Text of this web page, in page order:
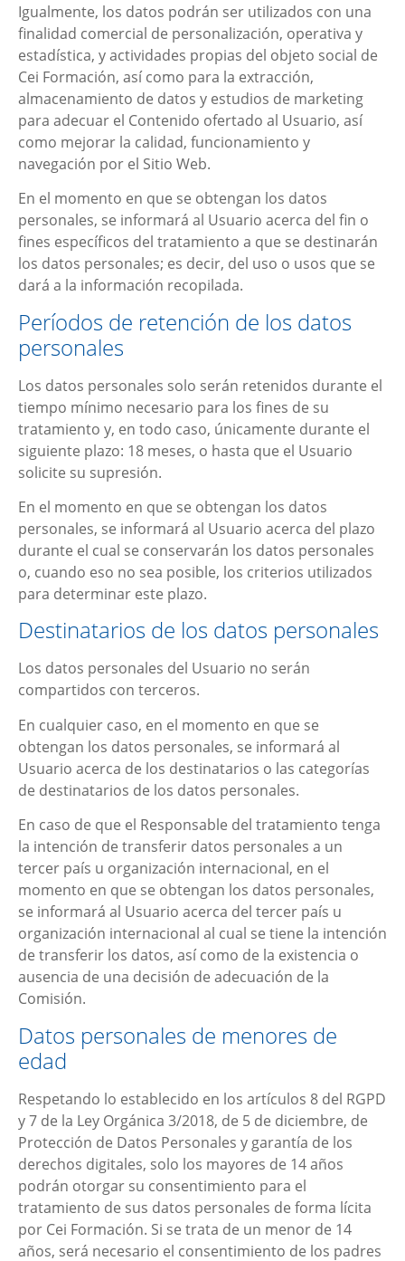
Igualmente, los datos podrán ser utilizados con una
finalidad comercial de personalización, operativa y
estadística, y actividades propias del objeto social de
Cei Formación, así como para la extracción,
almacenamiento de datos y estudios de marketing
para adecuar el Contenido ofertado al Usuario, así
como mejorar la calidad, funcionamiento y
navegación por el Sitio Web.
En el momento en que se obtengan los datos
personales, se informará al Usuario acerca del fin o
fines específicos del tratamiento a que se destinarán
los datos personales; es decir, del uso o usos que se
dará a la información recopilada.
Períodos de retención de los datos
personales
Los datos personales solo serán retenidos durante el
tiempo mínimo necesario para los fines de su
tratamiento y, en todo caso, únicamente durante el
siguiente plazo: 18 meses, o hasta que el Usuario
solicite su supresión.
En el momento en que se obtengan los datos
personales, se informará al Usuario acerca del plazo
durante el cual se conservarán los datos personales
o, cuando eso no sea posible, los criterios utilizados
para determinar este plazo.
Destinatarios de los datos personales
Los datos personales del Usuario no serán
compartidos con terceros.
En cualquier caso, en el momento en que se
obtengan los datos personales, se informará al
Usuario acerca de los destinatarios o las categorías
de destinatarios de los datos personales.
En caso de que el Responsable del tratamiento tenga
la intención de transferir datos personales a un
tercer país u organización internacional, en el
momento en que se obtengan los datos personales,
se informará al Usuario acerca del tercer país u
organización internacional al cual se tiene la intención
de transferir los datos, así como de la existencia o
ausencia de una decisión de adecuación de la
Comisión.
Datos personales de menores de
edad
Respetando lo establecido en los artículos 8 del RGPD
y 7 de la Ley Orgánica 3/2018, de 5 de diciembre, de
Protección de Datos Personales y garantía de los
derechos digitales, solo los mayores de 14 años
podrán otorgar su consentimiento para el
tratamiento de sus datos personales de forma lícita
por Cei Formación. Si se trata de un menor de 14
años, será necesario el consentimiento de los padres